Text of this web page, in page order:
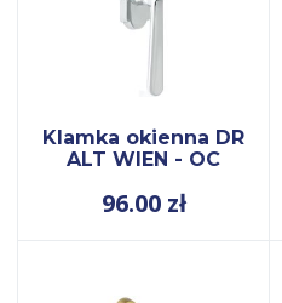
Klamka okienna DR
ALT WIEN - OC
96.00 zł